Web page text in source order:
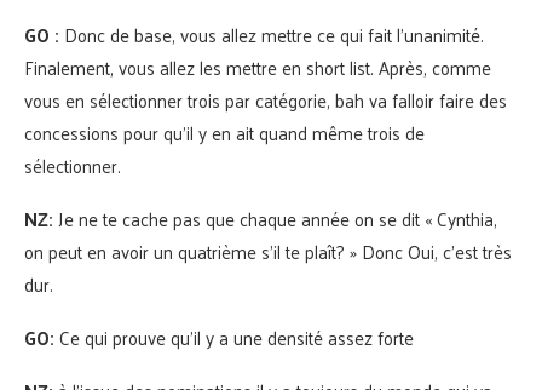
GO : Donc de base, vous allez mettre ce qui fait l’unanimité.
Finalement, vous allez les mettre en short list. Après, comme
vous en sélectionner trois par catégorie, bah va falloir faire des
concessions pour qu’il y en ait quand même trois de
sélectionner.
NZ:Je ne te cache pas que chaque année on se dit « Cynthia,
on peut en avoir un quatrième s’il te plaît? » Donc Oui, c’est très
dur.
GO:Ce qui prouve qu’il y a une densité assez forte